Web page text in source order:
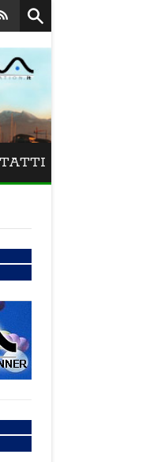
- La direttrice lucchese Beatrice